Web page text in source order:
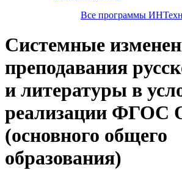
Все программы
Системные
преподавания
и литературы в
реализации
(основного общего
образования)